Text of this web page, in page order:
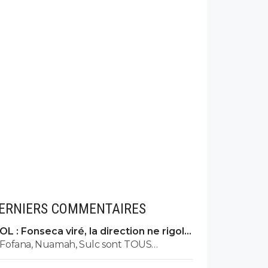
COMMENTAIRES
OL : Fonseca viré, la direction ne rigole
plus
Fofana, Nuamah, Sulc sont TOUS
rentré.....Donc ils n'étaient pas absent